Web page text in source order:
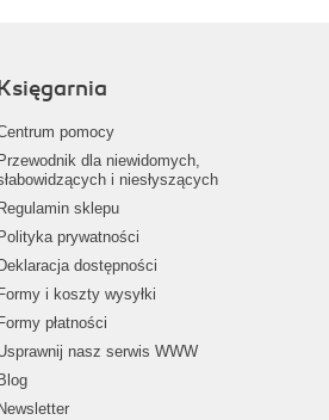
pomocy
Przewodnik dla niewidomych,
i niesłyszących
Regulamin sklepu
Polityka prywatności
Deklaracja dostępności
Formy i koszty wysyłki
Formy płatności
nasz serwis WWW
Blog
Newsletter